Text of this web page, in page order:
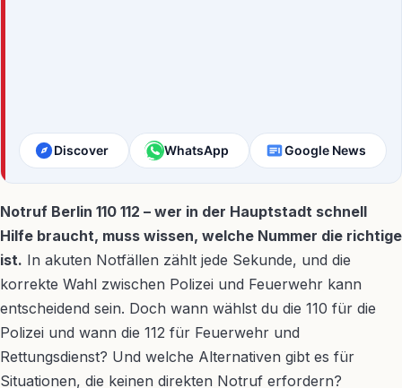
Discover WhatsApp Google News
Notruf Berlin 110 112 – wer in der Hauptstadt schnell
Hilfe braucht, muss wissen, welche Nummer die richtige
ist. In akuten Notfällen zählt jede Sekunde, und die
korrekte Wahl zwischen Polizei und Feuerwehr kann
entscheidend sein. Doch wann wählst du die 110 für die
Polizei und wann die 112 für Feuerwehr und
Rettungsdienst? Und welche Alternativen gibt es für
Situationen, die keinen direkten Notruf erfordern?